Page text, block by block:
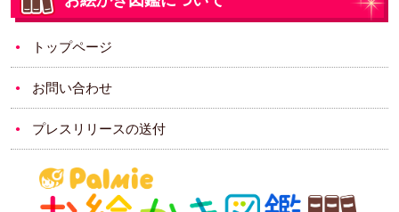
トップページ
お問い合わせ
プレスリリースの送付